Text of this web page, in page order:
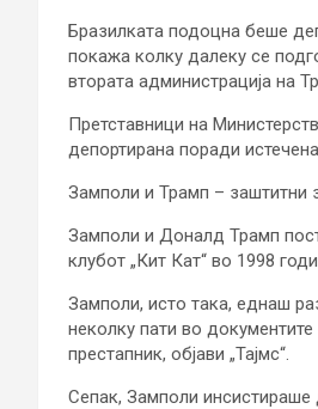
Бразилката подоцна беше
покажа колку далеку се
втората администрација на
Претставници на
депортирана поради
Замполи и Трамп – заштитни
Замполи и Доналд Трамп
клубот „Кит Кат“ во 1998
Замполи, исто така, еднаш
неколку пати во
престапник, објави „Тајмс“.
Сепак, Замполи инсистираше